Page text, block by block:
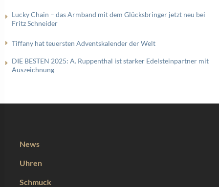
Lucky Chain – das Armband mit dem Glücksbringer jetzt neu bei
Fritz Schneider
Tiffany hat teuersten Adventskalender der Welt
DIE BESTEN 2025: A. Ruppenthal ist starker Edelsteinpartner mit
Auszeichnung
News
Uhren
Schmuck